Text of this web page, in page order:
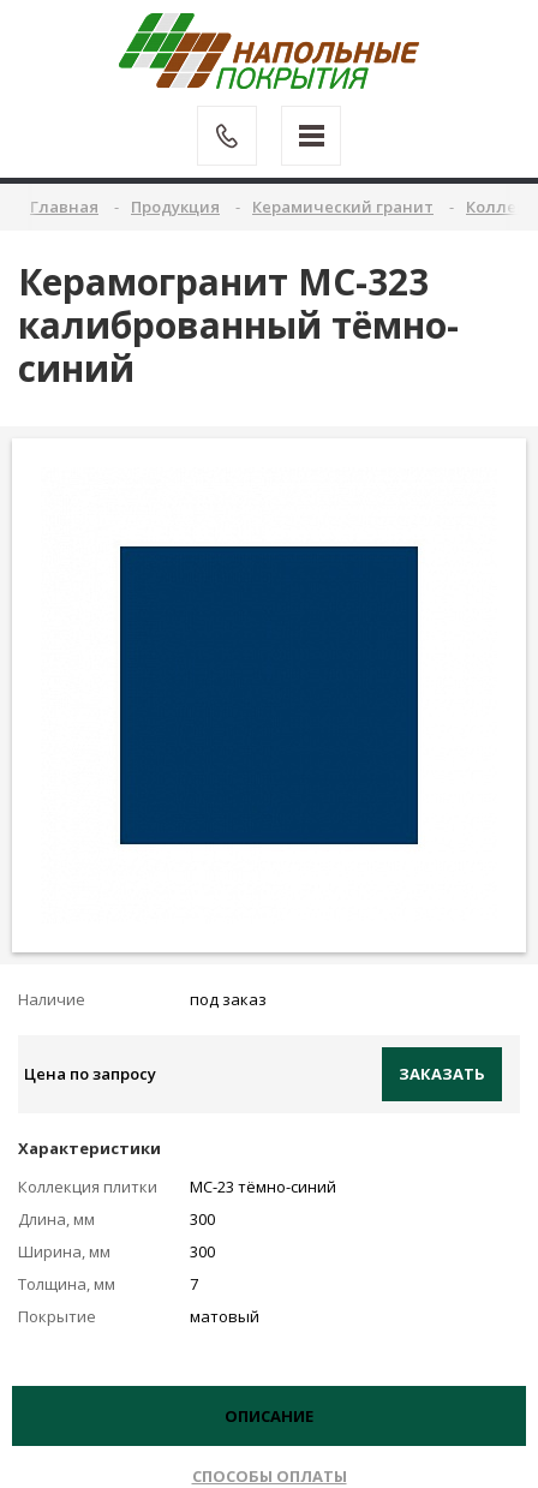
Главная Продукция Керамический гранит
Керамогранит MC-323
калиброванный тёмно-
синий
Наличие под заказ
Цена по запросу ЗАКАЗАТЬ
Характеристики
Коллекция плитки
MC-23 тёмно-синий
Длина, мм
300
Ширина, мм
300
Толщина, мм
7
Покрытие
матовый
ОПИСАНИЕ
СПОСОБЫ ОПЛАТЫ